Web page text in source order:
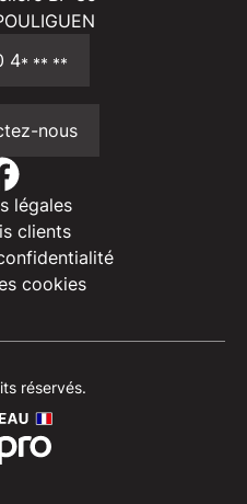
4* ** **
nous
légales
clients
cookies
réservés.